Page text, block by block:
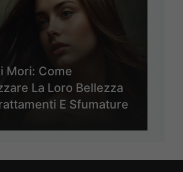
Mori: Come
La Loro Bellezza
E Sfumature